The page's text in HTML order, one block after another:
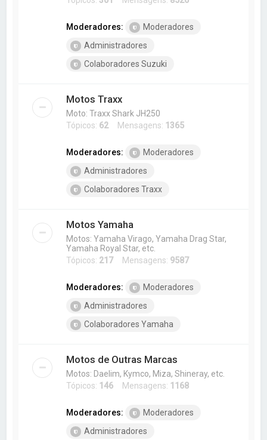
Moderadores:
Moderadores
Administradores
Colaboradores Suzuki
Motos Traxx
Moto: Traxx Shark JH250
Tópicos: 62Mensagens: 1365
Moderadores:
Moderadores
Administradores
Colaboradores Traxx
Motos Yamaha
Motos: Yamaha Virago, Yamaha Drag Star,
Yamaha Royal Star, etc.
Tópicos: 217Mensagens: 9587
Moderadores:
Moderadores
Administradores
Colaboradores Yamaha
Motos de Outras Marcas
Motos: Daelim, Kymco, Miza, Shineray, etc.
Tópicos: 146 Mensagens: 1168
Moderadores:
Moderadores
Administradores